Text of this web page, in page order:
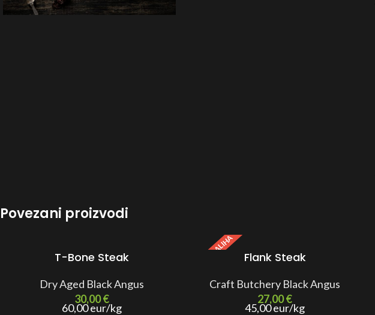
Povezani proizvodi
T-Bone Steak
Dry Aged Black Angus
30,00€
60,00 eur/kg
MALA ZALIHA Flank Steak
Craft Butchery Black Angus
27,00€
45,00 eur/kg